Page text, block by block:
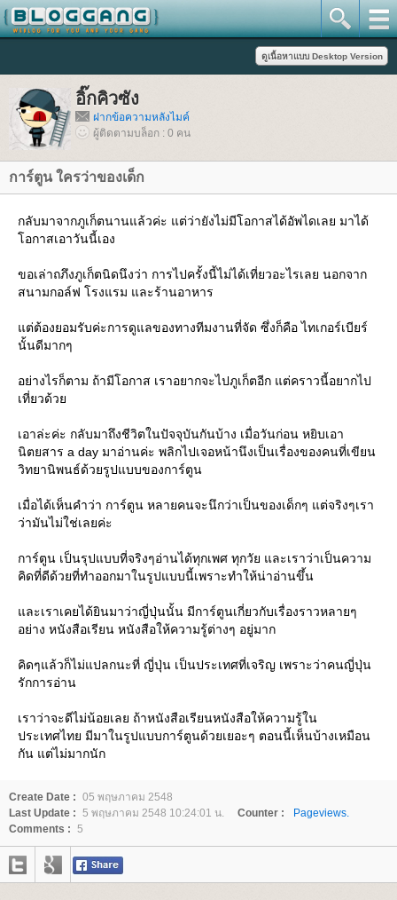
อิ๊กคิวซัง
ฝากข้อความหลังไมค์
ผู้ติดตามบล็อก : 0 คน
การ์ตูน ใครว่าของเด็ก
กลับมาจากภูเก็ตนานแล้วค่ะ แต่ว่ายังไม่มีโอกาสได้อัพไดเลย มาได้
อกาสเอาวันนี้เอง
ขอเล่าถภึงภูเก็ตนิดนึงว่า การไปครั้งนี้ไม่ได้เที่ยวอะไรเลย นอกจาก
สนามกอล์ฟ โรงแรม และร้านอาหาร
ต่ต้องยอมรับค่ะการดูแลของทางทีมงานที่จัด ซึ่งก็คือ ไทเกอร์เบียร์
นั้นดีมากๆ
อย่างไรก็ตาม ถ้ามีโอกาส เราอยากจะไปภูเก็ตอีก แต่คราวนี้อยากไป
เที่ยวด้ว
เอาล่ะค่ะ กลับมาถึงชีวิตในปัจจุบันกันบ้าง เมื่อวันก่อน หยิบเอา
นิตยสาร a day มาอ่านค่ะ พลิกไปเจอหน้านึงเป็นเรื่องของคนที่เขียน
วิทยานิพนธ์ด้วยรูปแบบของการ์ตูน
เมื่อได้เห็นคำว่า การ์ตูน หลายคนจะนึกว่าเป็นของเด็กๆ แต่จริงๆเรา
ว่ามันไม่ใช่เลยค่ะ
การ์ตูน เป็นรุปแบบที่จริงๆอ่านได้ทุกเพศ ทุกวัย และเราว่าเป็นความ
คิดที่ดีด้วยที่ทำออกมาในรูปแบบนี้เพราะทำให้น่าอ่านขึ้น
ละเราเคยได้ยินมาว่าญี่ปุ่นนั้น มีการ์ตูนเกี่ยวกับเรื่องราวหลายๆ
อย่าง หนังสือเรียน หนังสือให้ความรู้ต่างๆ อยู่มาก
คิดๆแล้วก็ไม่แปลกนะที่ ญี่ปุ่น เป็นประเทศที่เจริญ เพราะว่าคนญี่ปุ่น
รักการอ่าน
เราว่าจะดีไม่น้อยเลย ถ้าหนังสือเรียนหนังสือให้ความรู้ใน
ประเทศไทย มีมาในรูปแบบการ์ตูนด้วยเยอะๆ ตอนนี้เห็นบ้างเหมือน
กัน แต่ไม่มากนัก
Create Date : 05 พฤษภาคม 2548
Last Update : 5 พฤษภาคม 2548 10:24:01 น. Counter :
Pageviews.
Comments : 5